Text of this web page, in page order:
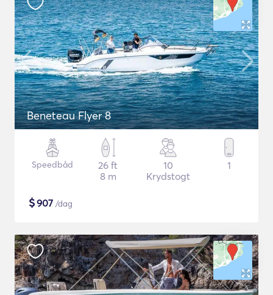
Beneteau Flyer 8
Speedbåd
26 ft
8 m
10
Krydstogt
1
$907 /dag